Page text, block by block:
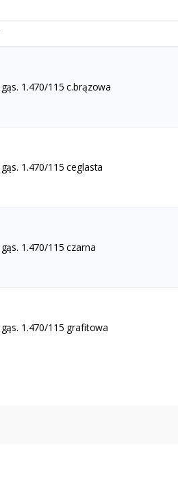
1.470/115 c.brązowa
1.470/115 ceglasta
1.470/115 czarna
1.470/115 grafitowa